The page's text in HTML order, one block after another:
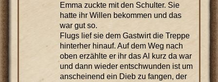
Emma zuckte mit den Schulter. Sie
hatte ihr Willen bekommen und das
war gut so.
Flugs lief sie dem Gastwirt die Treppe
hinterher hinauf. Auf dem Weg nach
oben erzählte er ihr das Al kurz da war
und dann wieder entschwunden ist um
anscheinend ein Dieb zu fangen, der